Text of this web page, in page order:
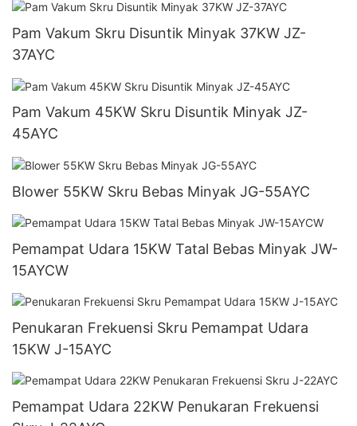
Pam Vakum Skru Disuntik Minyak 37KW JZ-
37AYC
Pam Vakum 45KW Skru Disuntik Minyak JZ-
45AYC
Blower 55KW Skru Bebas Minyak JG-55AYC
Pemampat Udara 15KW Tatal Bebas Minyak JW-
15AYCW
Penukaran Frekuensi Skru Pemampat Udara
15KW J-15AYC
Pemampat Udara 22KW Penukaran Frekuensi